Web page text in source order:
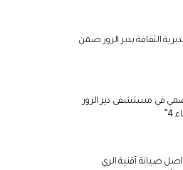
مديرية الثقافة بدير الزور ضمن
هضمي في مستشفى دير الزور
صيانة أقنية الري